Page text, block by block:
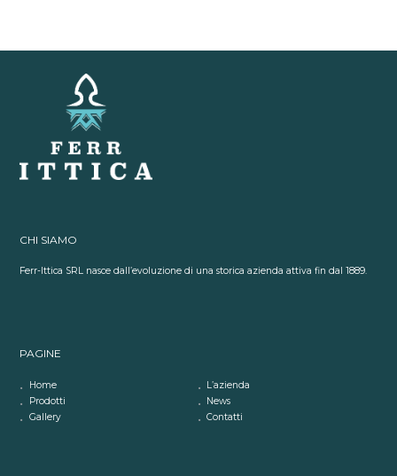
CHI SIAMO
Ferr-Ittica SRL nasce dall’evoluzione di una storica azienda attiva fin dal 1889.
PAGINE
Home
L’azienda
Prodotti
News
Gallery
Contatti